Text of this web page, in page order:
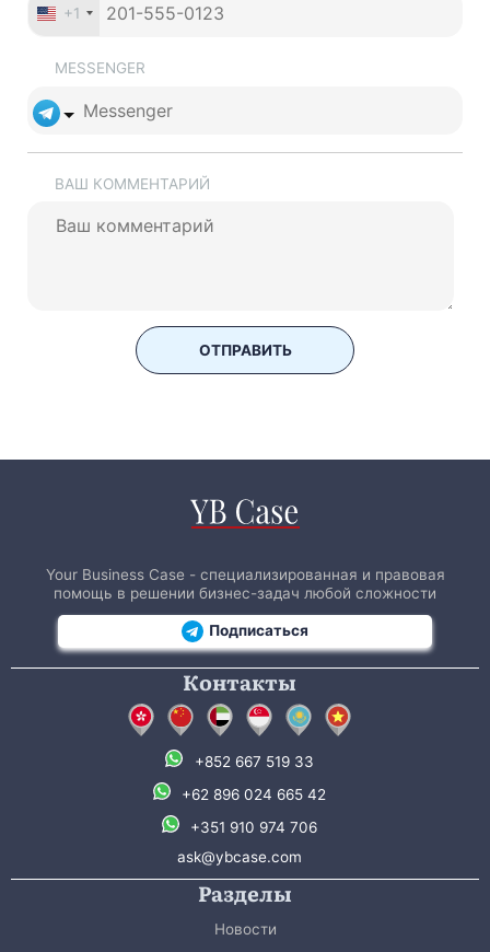
+1
MESSENGER
ВАШ КОММЕНТАРИЙ
ОТПРАВИТЬ
Your Business Case - специализированная и правовая
помощь в решении бизнес-задач любой сложности
Подписаться
Контакты
+852 667 519 33
+62 896 024 665 42
+351 910 974 706
ask@ybcase.com
Разделы
Новости